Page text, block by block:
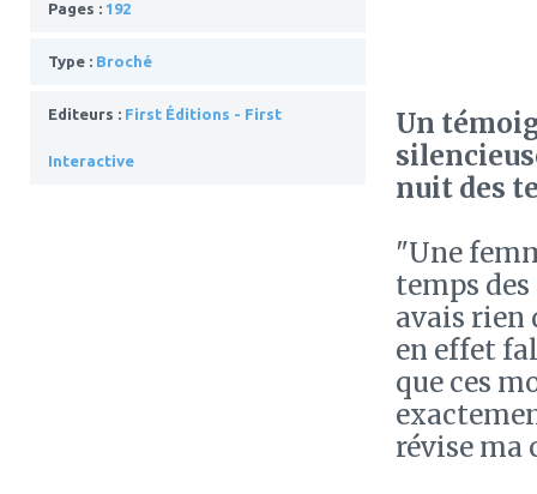
Pages : 192
Type : Broché
Editeurs : First Éditions - First
Interactive
Un
nuit des
"Une
temps des
avais rien
en effet
que ces
révise ma